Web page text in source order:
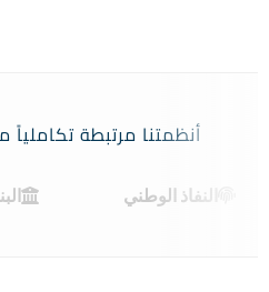
أنظمتنا مرتبطة
الوطني
البنك